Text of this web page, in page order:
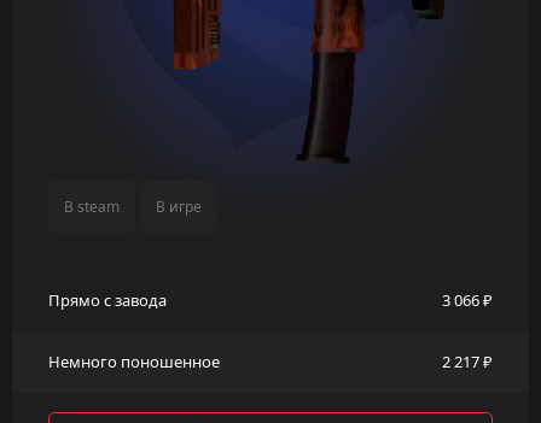
В steam В игре
Прямо с завода 3 066 ₽
Немного поношенное 2 217 ₽